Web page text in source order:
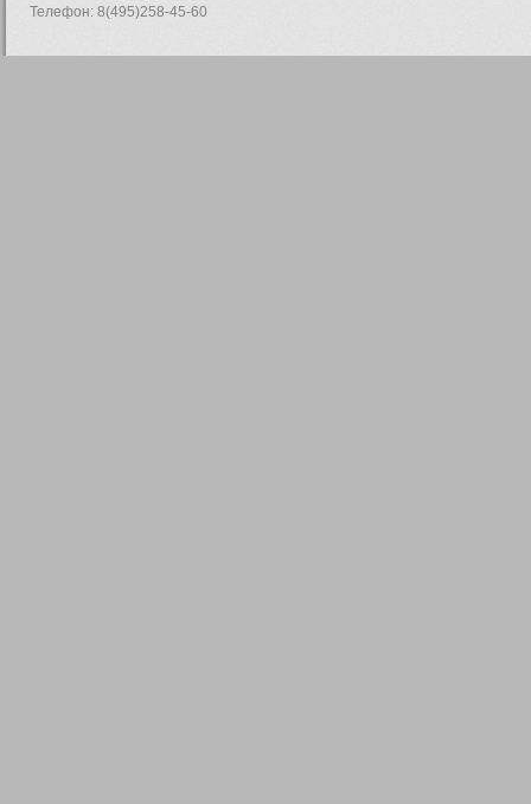
Телефон: 8(495)258-45-60